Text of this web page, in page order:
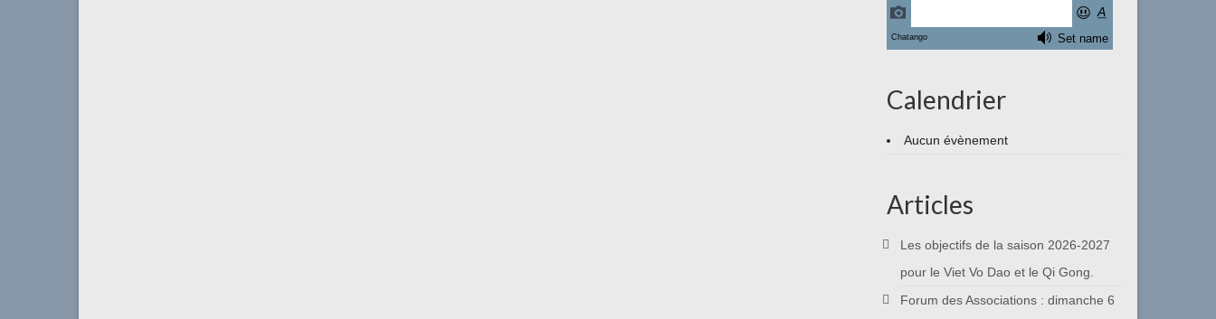
Calendrier
Aucun évènement
Articles
Les objectifs de la saison 2026-2027
pour le Viet Vo Dao et le Qi Gong.
Forum des Associations : dimanche 6